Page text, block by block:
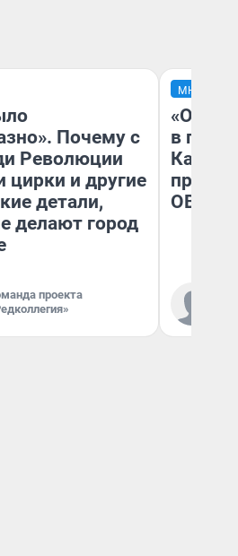
Почему с
Революции
цирки и другие
детали,
делают город
проекта
МНЕНИЕ
в
Как в
ОВЗ